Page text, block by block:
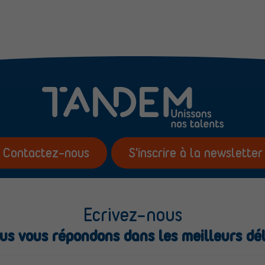
Contactez-nous S'inscrire à la newsletter
Ecrivez-nous
vous répondons dans les meilleurs